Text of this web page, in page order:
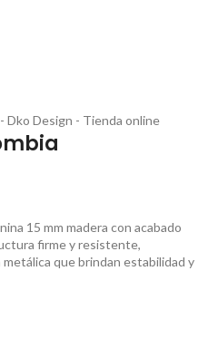
15 mm madera con acabado
firme y resistente,
que brindan estabilidad y